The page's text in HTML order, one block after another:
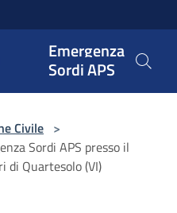
Emergenza
Sordi APS
Civile >
Sordi APS presso il
di Quartesolo (VI)